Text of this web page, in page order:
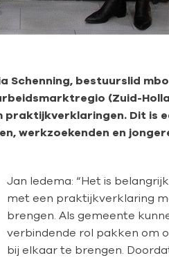
Schenning, bestuurslid
(Zuid-
Dit is
werkzoekenden en
Jan Iedema: “Het is
met een praktijkverklaring
brengen. Als gemeente
verbindende rol pakken om
bij elkaar te brengen.